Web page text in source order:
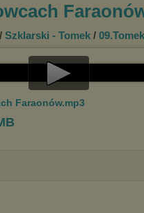
/ Szklarski - Tomek /
Play
Faraonów.mp3